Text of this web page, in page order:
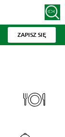
ZAPISZ SIĘ